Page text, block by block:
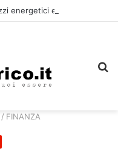
/ FINANZA